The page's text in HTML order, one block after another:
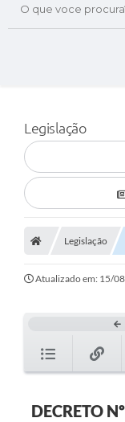
O que voce procura?
Legislação
Legislação
Atualizado em: 15/
DECRETO